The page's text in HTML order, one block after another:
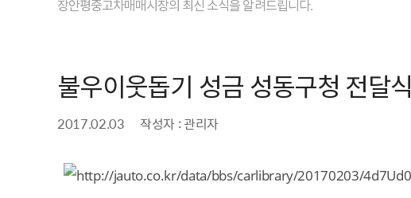
장안평중고차매매시장의 최신 소식을 알려드립니다.
불우이웃돕기 성금 성동구청 전달식
2017.02.03 작성자 : 관리자